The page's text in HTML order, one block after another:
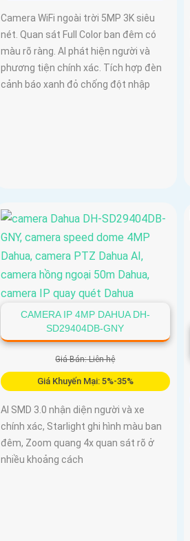
Camera WiFi ngoài trời 5MP 3K siêu
nét. Quan sát Full Color ban đêm có
màu rõ ràng. AI phát hiện người và
phương tiện chính xác. Tích hợp đèn
cảnh báo xanh đỏ chống đột nhập
CAMERA IP 4MP DAHUA DH-
SD29404DB-GNY
Giá Bán: Liên hệ
Giá Khuyến Mại: 5%-35%
AI SMD 3.0 nhận diện người và xe
chính xác, Starlight ghi hình màu ban
đêm, Zoom quang 4x quan sát rõ ở
nhiều khoảng cách